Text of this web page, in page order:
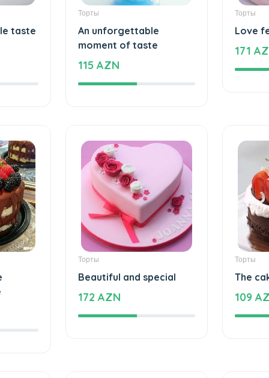
taste
Торты
An unforgettable
moment of taste
115 AZN
Торты
Love
171
Торты
Beautiful and special
172 AZN
Торты
The
109